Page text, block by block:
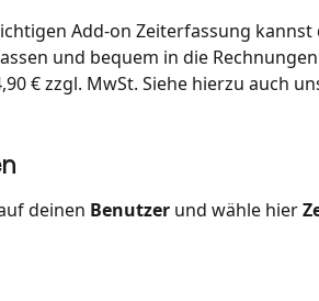
Add-on Zeiterfassung kannst
und bequem in die
€ zzgl. MwSt. Siehe hierzu auch
deinen Benutzer und wähle hier